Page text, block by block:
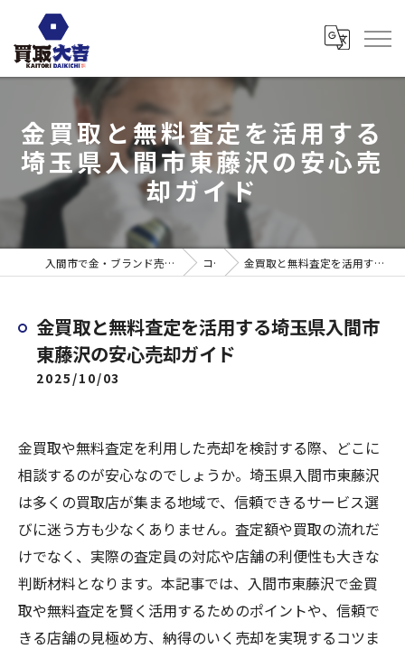
金買取と無料査定を活用する
埼玉県入間市東藤沢の安心売
却ガイド
入間市で金・ブランド売るなら買取大吉 ウエスタ武蔵藤沢店 コラム 金買取と無料査定を活用する埼玉県入間市東藤沢の安心売却ガイド
金買取と無料査定を活用する埼玉県入間市
東藤沢の安心売却ガイド
2025/10/03
金買取や無料査定を利用した売却を検討する際、どこに
相談するのが安心なのでしょうか。埼玉県入間市東藤沢
は多くの買取店が集まる地域で、信頼できるサービス選
びに迷う方も少なくありません。査定額や買取の流れだ
けでなく、実際の査定員の対応や店舗の利便性も大きな
判断材料となります。本記事では、入間市東藤沢で金買
取や無料査定を賢く活用するためのポイントや、信頼で
きる店舗の見極め方、納得のいく売却を実現するコツま